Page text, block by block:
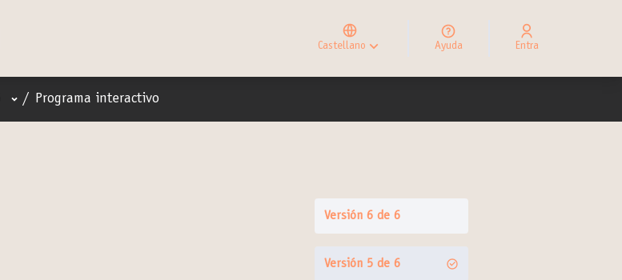
Castellano
Elegir el idioma
Choose language
Ayuda Entra
Menú de usuario
/ Programa interactivo
Versión 6 de 6
Versión 5 de 6